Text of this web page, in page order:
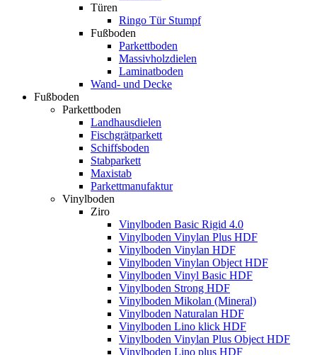
Türen
Ringo Tür Stumpf
Fußboden
Parkettboden
Massivholzdielen
Laminatboden
Wand- und Decke
Fußboden
Parkettboden
Landhausdielen
Fischgrätparkett
Schiffsboden
Stabparkett
Maxistab
Parkettmanufaktur
Vinylboden
Ziro
Vinylboden Basic Rigid 4.0
Vinylboden Vinylan Plus HDF
Vinylboden Vinylan HDF
Vinylboden Vinylan Object HDF
Vinylboden Vinyl Basic HDF
Vinylboden Strong HDF
Vinylboden Mikolan (Mineral)
Vinylboden Naturalan HDF
Vinylboden Lino klick HDF
Vinylboden Vinylan Plus Object HDF
Vinylboden Lino plus HDF